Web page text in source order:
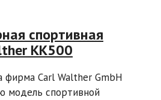
спортивная
KK500
фирма Carl Walther GmbH
модель спортивной